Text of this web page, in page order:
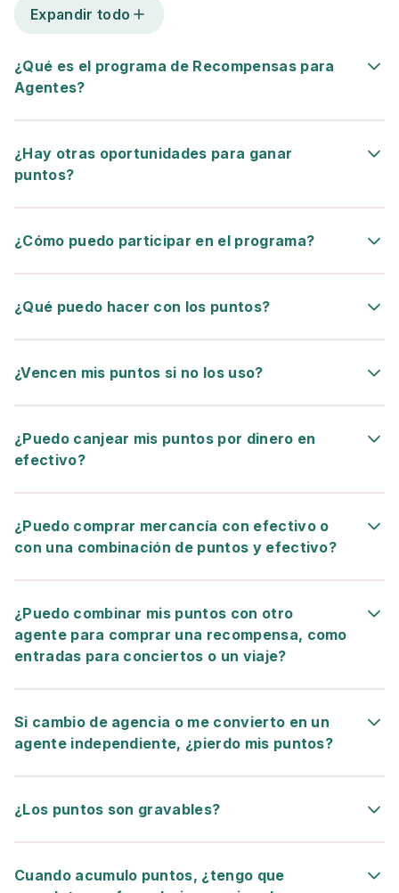
Expandir todo
¿Qué es el programa de Recompensas para
Agentes?
¿Hay otras oportunidades para ganar
puntos?
¿Cómo puedo participar en el programa?
¿Qué puedo hacer con los puntos?
¿Vencen mis puntos si no los uso?
¿Puedo canjear mis puntos por dinero en
efectivo?
¿Puedo comprar mercancía con efectivo o
con una combinación de puntos y efectivo?
¿Puedo combinar mis puntos con otro
agente para comprar una recompensa, como
entradas para conciertos o un viaje?
Si cambio de agencia o me convierto en un
agente independiente, ¿pierdo mis puntos?
¿Los puntos son gravables?
Cuando acumulo puntos, ¿tengo que